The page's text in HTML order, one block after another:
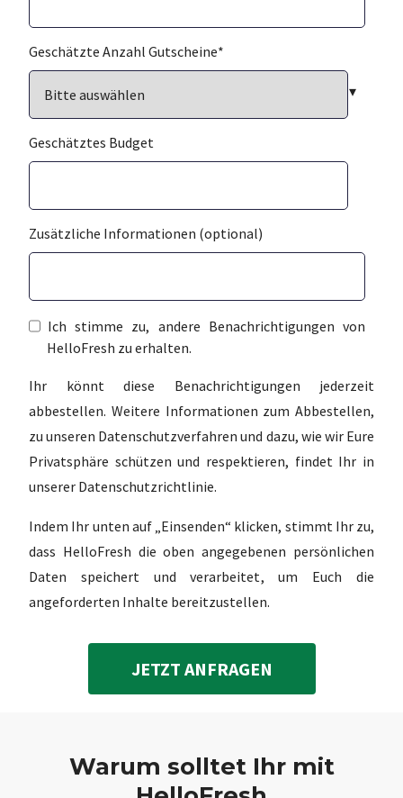
Geschätzte Anzahl Gutscheine*
Geschätztes Budget
Zusätzliche Informationen (optional)
Ich stimme zu, andere Benachrichtigungen von
HelloFresh zu erhalten.
Ihr könnt diese Benachrichtigungen jederzeit
abbestellen. Weitere Informationen zum Abbestellen,
zu unseren Datenschutzverfahren und dazu, wie wir Eure
Privatsphäre schützen und respektieren, findet Ihr in
unserer Datenschutzrichtlinie.
Indem Ihr unten auf „Einsenden“ klicken, stimmt Ihr zu,
dass HelloFresh die oben angegebenen persönlichen
Daten speichert und verarbeitet, um Euch die
angeforderten Inhalte bereitzustellen.
Warum solltet Ihr mit